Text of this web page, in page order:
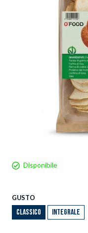
Disponibile
GUSTO
CLASSICO INTEGRALE